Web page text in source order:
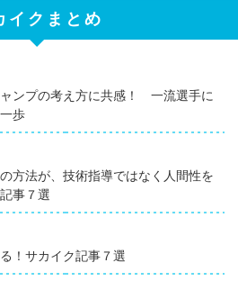
イクまとめ
ンプの考え方に共感！ 一流選手に
歩
方法が、技術指導ではなく人間性を
事７選
！サカイク記事７選